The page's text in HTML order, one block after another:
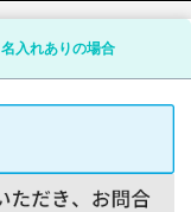
名入れありの場合